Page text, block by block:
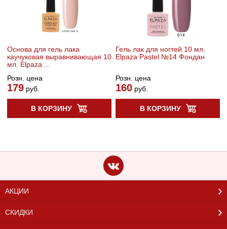
Основа для гель лака
каучуковая выравнивающая 10
мл. Elpaza ...
Розн. цена
179руб.
В КОРЗИНУ
Гель лак для ногтей 10 мл.
Elpaza Pastel №14 Фондан
Розн. цена
160 руб.
В КОРЗИНУ
АКЦИИ
СКИДКИ